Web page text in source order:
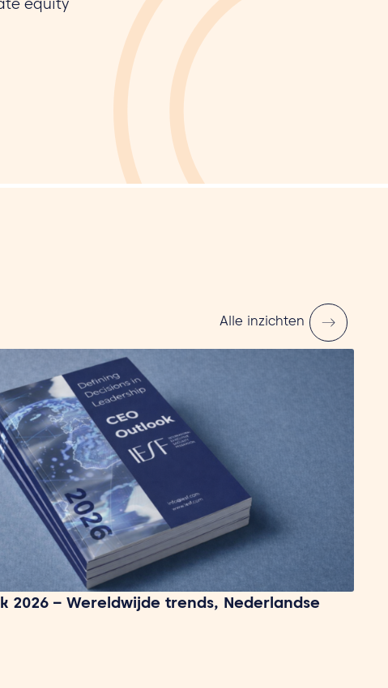
equity
Alle inzichten
2026 – Wereldwijde trends, Nederlandse